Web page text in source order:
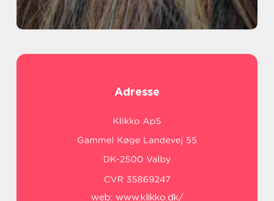
Adresse
web: www.klikko.dk/